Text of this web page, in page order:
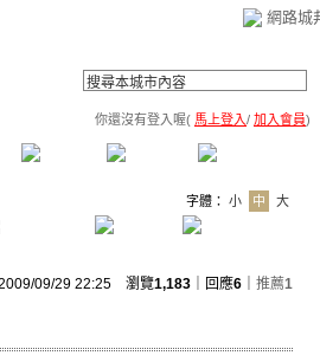
網路城
你還沒有登入喔( 馬上登入/ 加入會員)
公告區 訪客簿 市政中心
字體： 小 中
大
09/29 22:25 瀏覽1,183 ｜回應6 推薦1